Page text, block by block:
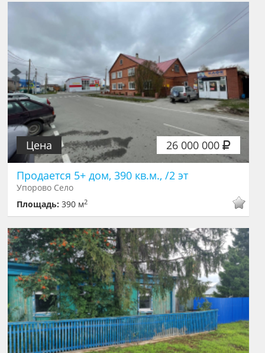
26 000 000
Цена
Продается 5+ дом, 390 кв.м., /2 эт
Упорово Село
Площадь:390 м2